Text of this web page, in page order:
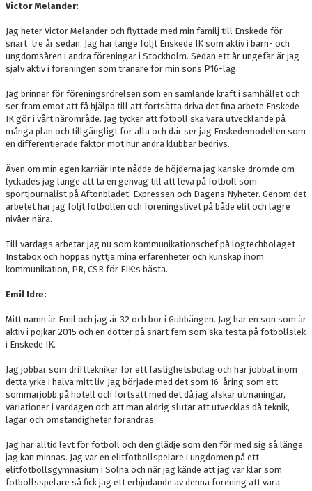
Victor Melander:
Jag heter Victor Melander och flyttade med min familj till Enskede för
snart tre år sedan. Jag har länge följt Enskede IK som aktiv i barn- och
ungdomsåren i andra föreningar i Stockholm. Sedan ett år ungefär är jag
själv aktiv i föreningen som tränare för min sons P16-lag.
Jag brinner för föreningsrörelsen som en samlande kraft i samhället och
ser fram emot att få hjälpa till att fortsätta driva det fina arbete Enskede
IK gör i vårt närområde. Jag tycker att fotboll ska vara utvecklande på
många plan och tillgängligt för alla och där ser jag Enskedemodellen som
en differentierade faktor mot hur andra klubbar bedrivs.
Även om min egen karriär inte nådde de höjderna jag kanske drömde om
lyckades jag länge att ta en genväg till att leva på fotboll som
sportjournalist på Aftonbladet, Expressen och Dagens Nyheter. Genom det
arbetet har jag följt fotbollen och föreningslivet på både elit och lägre
nivåer nära.
Till vardags arbetar jag nu som kommunikationschef på logtechbolaget
Instabox och hoppas nyttja mina erfarenheter och kunskap inom
kommunikation, PR, CSR för EIK:s bästa.
Emil Idre:
Mitt namn är Emil och jag är 32 och bor i Gubbängen. Jag har en son som är
aktiv i pojkar 2015 och en dotter på snart fem som ska testa på fotbollslek
i Enskede IK.
Jag jobbar som drifttekniker för ett fastighetsbolag och har jobbat inom
detta yrke i halva mitt liv. Jag började med det som 16-åring som ett
sommarjobb på hotell och fortsatt med det då jag älskar utmaningar,
variationer i vardagen och att man aldrig slutar att utvecklas då teknik,
lagar och omständigheter förändras.
Jag har alltid levt för fotboll och den glädje som den för med sig så länge
jag kan minnas. Jag var en elitfotbollspelare i ungdomen på ett
elitfotbollsgymnasium i Solna och när jag kände att jag var klar som
fotbollsspelare så fick jag ett erbjudande av denna förening att vara